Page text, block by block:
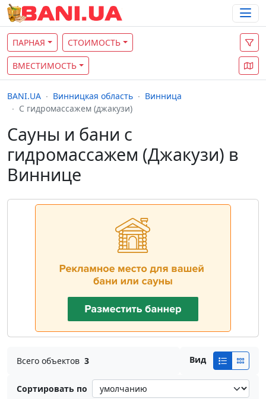
ПАРНАЯ СТОИМОСТЬ
ВМЕСТИМОСТЬ
BANI.UA Винницкая область
Винница
С гидромассажем (джакузи)
Сауны и бани с
гидромассажем (Джакузи) в
Виннице
Всего объектов 3 Вид
Сортировать по